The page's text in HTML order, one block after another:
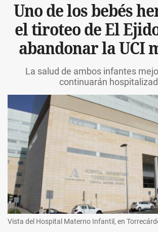
Uno de los bebés
el tiroteo de El
abandonar la UCI
La salud de ambos infantes
continuarán
Vista del Hospital Materno Infantil, en